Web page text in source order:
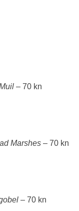
– 70 kn
Marshes – 70 kn
– 70 kn